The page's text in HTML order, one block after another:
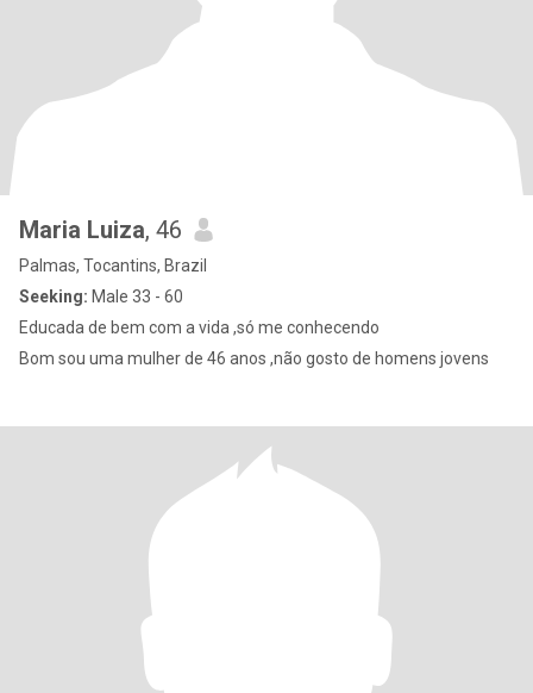
Maria Luiza, 46
Palmas, Tocantins, Brazil
Seeking: Male 33 - 60
Educada de bem com a vida ,só me conhecendo
Bom sou uma mulher de 46 anos ,não gosto de homens jovens